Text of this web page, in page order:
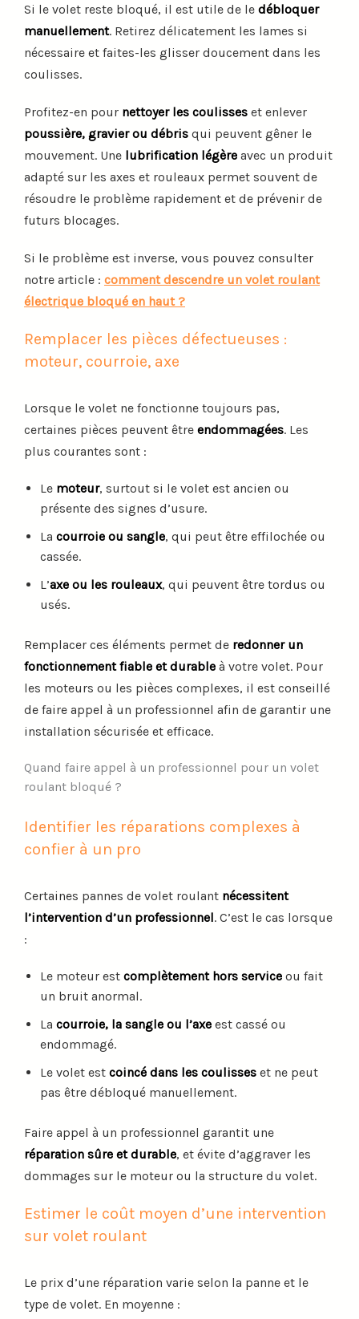
Si le volet reste bloqué, il est utile de le débloquer
manuellement. Retirez délicatement les lames si
nécessaire et faites-les glisser doucement dans les
coulisses.
Profitez-en pour nettoyer les coulisses et enlever
poussière, gravier ou débris qui peuvent gêner le
mouvement. Une lubrification légère avec un produit
adapté sur les axes et rouleaux permet souvent de
résoudre le problème rapidement et de prévenir de
futurs blocages.
Si le problème est inverse, vous pouvez consulter
notre article : comment descendre un volet roulant
électrique bloqué en haut ?
Remplacer les pièces défectueuses :
moteur, courroie, axe
Lorsque le volet ne fonctionne toujours pas,
certaines pièces peuvent être endommagées. Les
plus courantes sont :
Le moteur, surtout si le volet est ancien ou
présente des signes d’usure.
La courroie ou sangle, qui peut être effilochée ou
cassée.
L’axe ou les rouleaux, qui peuvent être tordus ou
usés.
Remplacer ces éléments permet de redonner un
fonctionnement fiable et durable à votre volet. Pour
les moteurs ou les pièces complexes, il est conseillé
de faire appel à un professionnel afin de garantir une
installation sécurisée et efficace.
Quand faire appel à un professionnel pour un volet
roulant bloqué ?
Identifier les réparations complexes à
confier à un pro
Certaines pannes de volet roulant nécessitent
l’intervention d’un professionnel. C’est le cas lorsque
:
Le moteur est complètement hors service ou fait
un bruit anormal.
La courroie, la sangle ou l’axe est cassé ou
endommagé.
Le volet est coincé dans les coulisses et ne peut
pas être débloqué manuellement.
Faire appel à un professionnel garantit une
réparation sûre et durable, et évite d’aggraver les
dommages sur le moteur ou la structure du volet.
Estimer le coût moyen d’une intervention
sur volet roulant
Le prix d’une réparation varie selon la panne et le
type de volet. En moyenne :